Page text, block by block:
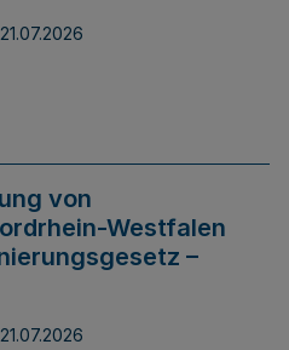
21.07.2026
von
Westfalen
–
21.07.2026